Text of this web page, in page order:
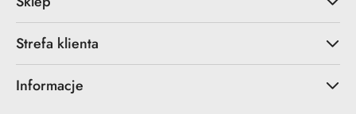
Strefa klienta
Informacje